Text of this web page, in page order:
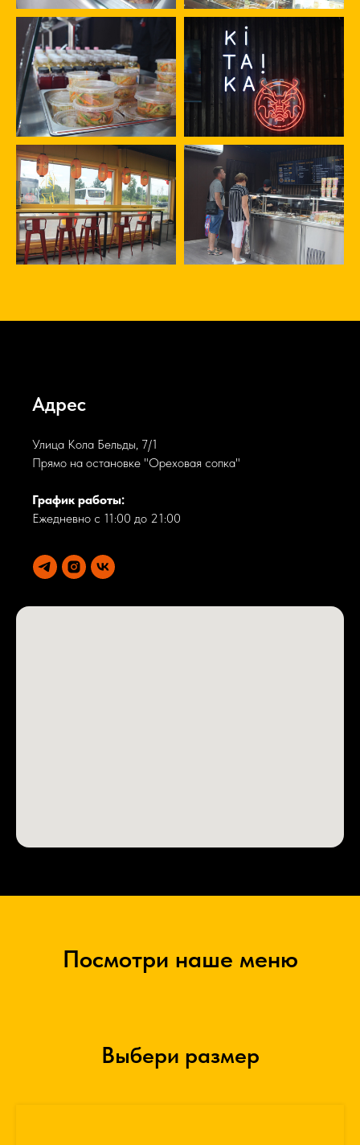
Адрес
Улица Кола Бельды, 7/1
Прямо на остановке "Ореховая сопка"
График работы:
Ежедневно с 11:00 до 21:00
Посмотри наше меню
Выбери размер